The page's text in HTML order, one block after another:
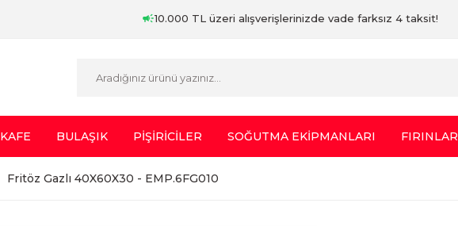
10.000 TL üzeri alışverişlerinizde vade farksız 4 taksit!
KAFE BULAŞIK PİŞİRİCİLER SOĞUTMA EKİPMANLARI FIRINLAR
Fritöz Gazlı 40X60X30 - EMP.6FG010